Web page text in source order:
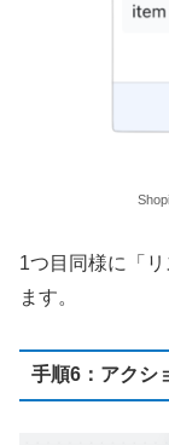
1つ目同様に「リ
ます。
手順6：アクシ